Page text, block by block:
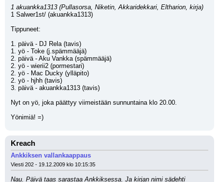
1 akuankka1313 (Pullasorsa, Niketin, Akkaridekkari, Eltharion, kirja)
1 Salwer1st/ (akuankka1313)
Tippuneet:
1. päivä - DJ Rela (tavis)
1. yö - Toke (j.spämmääjä)
2. päivä - Aku Vankka (spämmääjä)
2. yö - wierii2 (pormestari)
2. yö - Mac Ducky (ylläpito)
2. yö - hjhh (tavis)
3. päivä - akuankka1313 (tavis)
Nyt on yö, joka päättyy viimeistään sunnuntaina klo 20.00.
Yönimiä! =)
Kreach
Ankkiksen vallankaappaus
Viesti 202 - 19.12.2009 klo 10:15:35
Nau. Päivä taas sarastaa Ankkiksessa. Ja kirjan nimi sädehti